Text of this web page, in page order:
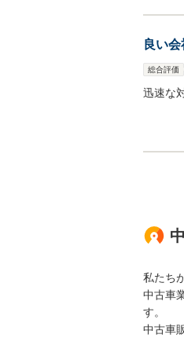
良い会
総合評価
迅速な
私たち
中古車
す。
中古車